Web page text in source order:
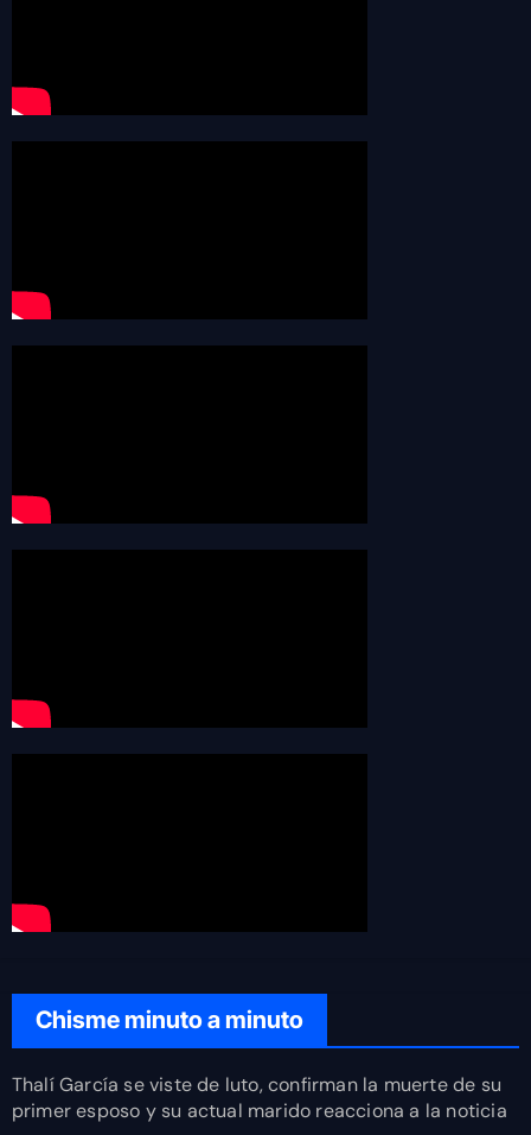
Chisme minuto a minuto
Thalí García se viste de luto, confirman la muerte de su
primer esposo y su actual marido reacciona a la noticia